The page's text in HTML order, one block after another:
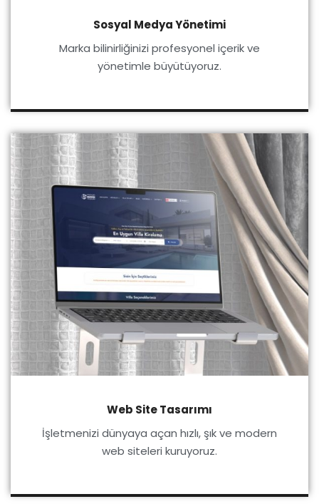
Sosyal Medya Yönetimi
Marka bilinirliğinizi profesyonel içerik ve
yönetimle büyütüyoruz.
Web Site Tasarımı
İşletmenizi dünyaya açan hızlı, şık ve modern
web siteleri kuruyoruz.